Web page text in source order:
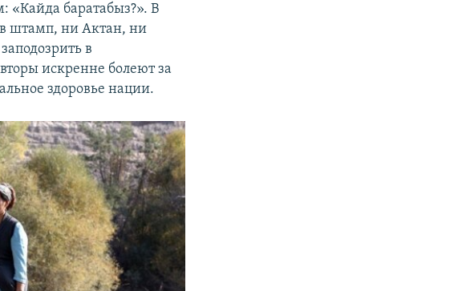
«Кайда баратабыз?». В
в штамп, ни Актан, ни
в
искренне болеют за
здоровье нации.